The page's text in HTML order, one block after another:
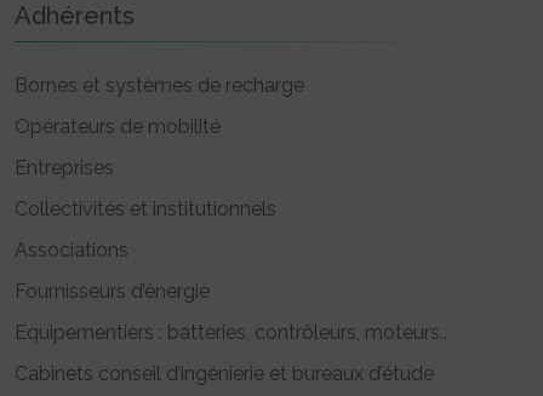
Adhérents
Bornes et systèmes de recharge
Opérateurs de mobilité
Entreprises
Collectivités et institutionnels
Associations
Fournisseurs d’énergie
Equipementiers : batteries, contrôleurs, moteurs..
Cabinets conseil d’ingénierie et bureaux d’étude